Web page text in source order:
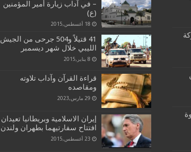
– في آداب زيارة أمير المؤمنين
(ع)
18 أغسطس,2015
41 قتيلاً و504 جرحى من الجيش
الليبي خلال شهر ديسمبر
8 يناير,2015
قراءة القرآن وآداب تلاوته
ومقاصده
29 مارس,2023
إيران الاسلامية وبريطانيا تعيدان
افتتاح سفارتيهما بطهران ولندن
23 أغسطس,2015